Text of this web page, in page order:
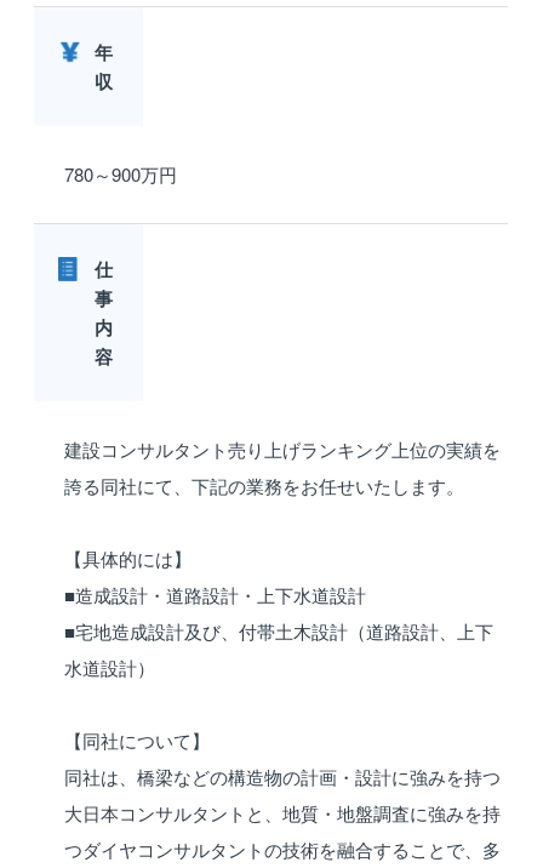
年
収
780～900万円
仕
事
内
容
建設コンサルタント売り上げランキング上位の実績を
誇る同社にて、下記の業務をお任せいたします。
【具体的には】
■造成設計・道路設計・上下水道設計
■宅地造成設計及び、付帯土木設計（道路設計、上下
水道設計）
【同社について】
同社は、橋梁などの構造物の計画・設計に強みを持つ
大日本コンサルタントと、地質・地盤調査に強みを持
つダイヤコンサルタントの技術を融合することで、多